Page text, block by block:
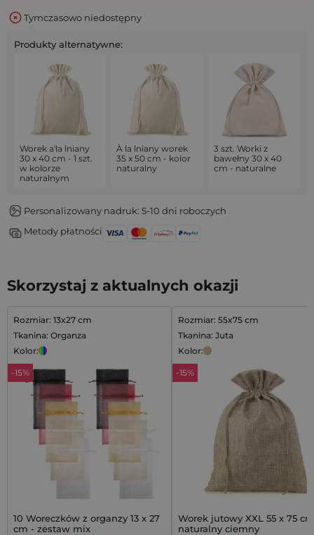
Tymczasowo niedostępny
Produkty alternatywne:
Worek a'la lniany
30 x 40 cm - 1 szt.
w kolorze
naturalnym
À la lniany worek
35 x 50 cm - kolor
naturalny
3 szt. Worki z
bawełny 30 x 40
cm - naturalne
Personalizowany nadruk: 5-10 dni roboczych
Metody płatności
Skorzystaj z aktualnych okazji
Rozmiar: 13x27 cm
Tkanina: Organza
Kolor:
-15%
10 Woreczków z organzy 13 x 27
cm - zestaw mix
Rozmiar: 55x75 cm
Tkanina: Juta
Kolor:
-15%
Worek jutowy XXL 55 x 75
naturalny ciemny